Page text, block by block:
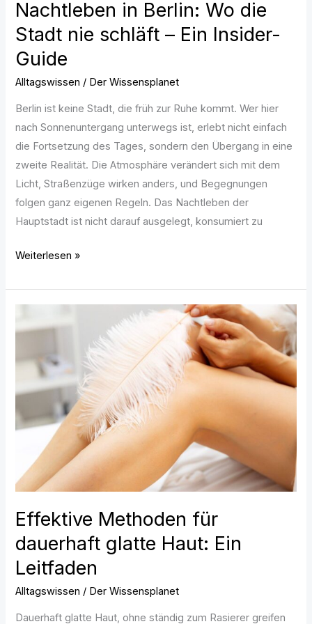
Nachtleben in Berlin: Wo die
Stadt nie schläft – Ein Insider-
Guide
Alltagswissen / Der Wissensplanet
Berlin ist keine Stadt, die früh zur Ruhe kommt. Wer hier
nach Sonnenuntergang unterwegs ist, erlebt nicht einfach
die Fortsetzung des Tages, sondern den Übergang in eine
zweite Realität. Die Atmosphäre verändert sich mit dem
Licht, Straßenzüge wirken anders, und Begegnungen
folgen ganz eigenen Regeln. Das Nachtleben der
Hauptstadt ist nicht darauf ausgelegt, konsumiert zu
Guide
Weiterlesen »
Effektive Methoden für
dauerhaft glatte Haut: Ein
Leitfaden
Alltagswissen / Der Wissensplanet
Dauerhaft glatte Haut, ohne ständig zum Rasierer greifen
Methoden
dauerhaft
glatte
Ein
Leitfaden